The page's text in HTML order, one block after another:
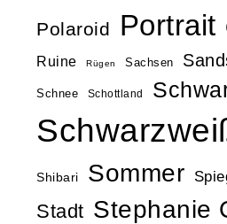
Polaroid Portrait
Ruine Rügen Sachsen
Schnee Schottland
Shibari Sommer
Stadt Stephanie